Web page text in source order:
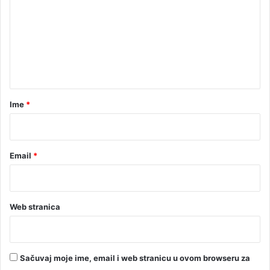
rIme *
Email *
Web stranica
Sačuvaj moje ime, email i web stranicu u ovom browseru za